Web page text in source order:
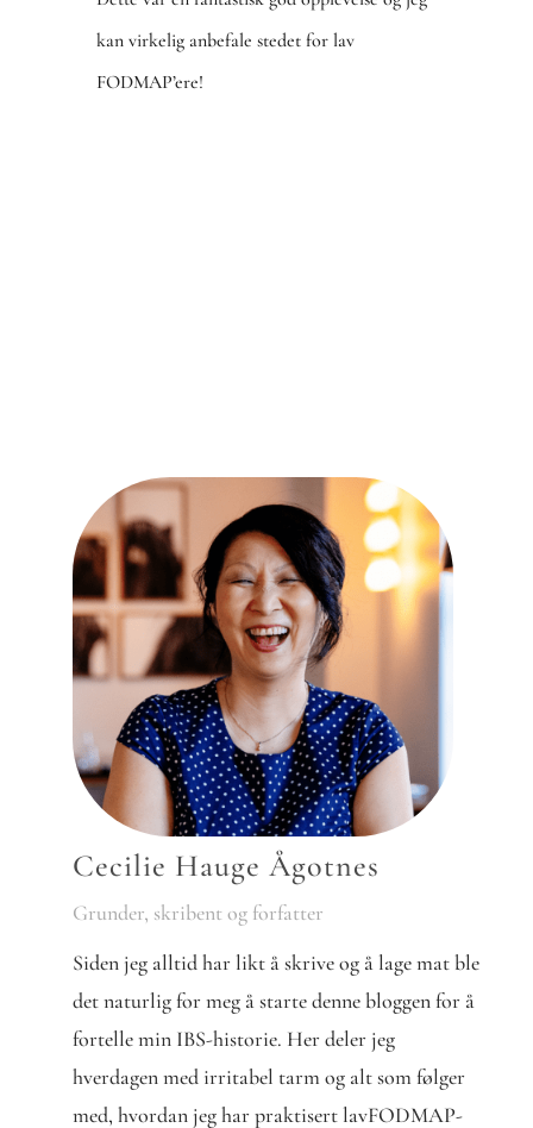
kan virkelig anbefale stedet for lav
FODMAP’ere!
Cecilie Hauge Ågotnes
Grunder, skribent og forfatter
Siden jeg alltid har likt å skrive og å lage mat ble
det naturlig for meg å starte denne bloggen for å
fortelle min IBS-historie. Her deler jeg
hverdagen med irritabel tarm og alt som følger
med, hvordan jeg har praktisert lavFODMAP-